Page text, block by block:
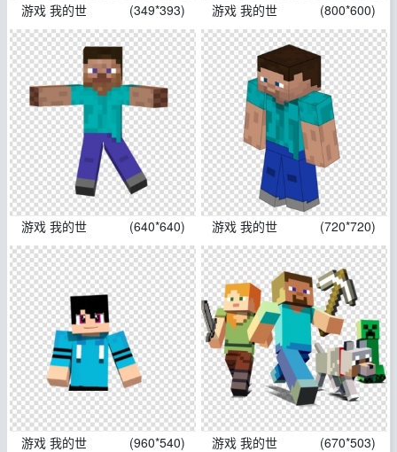
游戏 我的世 (349*393) 游戏 我的世 (800*600)
游戏 我的世 (640*640) 游戏 我的世 (720*720)
游戏 我的世 (960*540) 游戏 我的世 (670*503)